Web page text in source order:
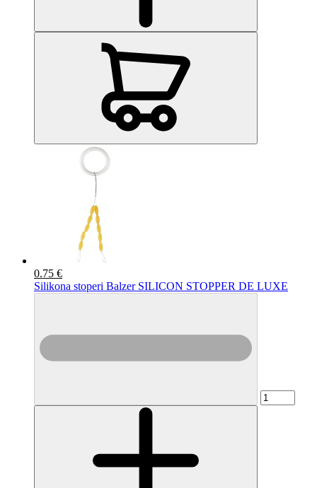
0.75 €
Silikona stoperi Balzer SILICON STOPPER DE LUXE